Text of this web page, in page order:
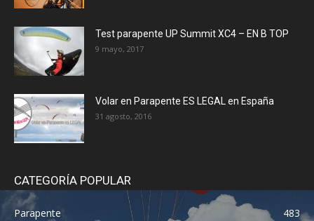
Test parapente UP Summit XC4 – EN B TOP
9 mayo, 2017
Volar en Parapente ES LEGAL en España
31 agosto, 2016
CATEGORÍA POPULAR
Parapente 483